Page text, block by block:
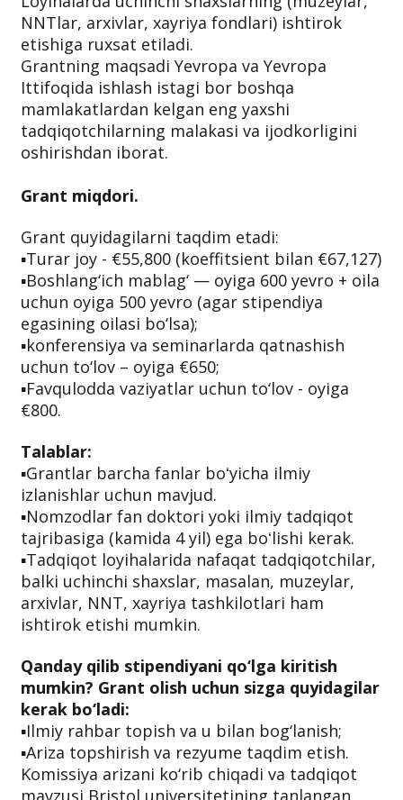
NNTlar, arxivlar, xayriya fondlari) ishtirok
etishiga ruxsat etiladi.
Grantning maqsadi Yevropa va Yevropa
Ittifoqida ishlash istagi bor boshqa
mamlakatlardan kelgan eng yaxshi
tadqiqotchilarning malakasi va ijodkorligini
oshirishdan iborat.
Grant miqdori.
Grant quyidagilarni taqdim etadi:
▪️Turar joy - €55,800 (koeffitsient bilan €67,127)
▪️Boshlang‘ich mablag‘ — oyiga 600 yevro + oila
uchun oyiga 500 yevro (agar stipendiya
egasining oilasi bo‘lsa);
▪️konferensiya va seminarlarda qatnashish
uchun to‘lov – oyiga €650;
▪️Favqulodda vaziyatlar uchun to‘lov - oyiga
€800.
Talablar:
▪️Grantlar barcha fanlar boʻyicha ilmiy
izlanishlar uchun mavjud.
▪️Nomzodlar fan doktori yoki ilmiy tadqiqot
tajribasiga (kamida 4 yil) ega boʻlishi kerak.
▪️Tadqiqot loyihalarida nafaqat tadqiqotchilar,
balki uchinchi shaxslar, masalan, muzeylar,
arxivlar, NNT, xayriya tashkilotlari ham
ishtirok etishi mumkin.
Qanday qilib stipendiyani qo‘lga kiritish
mumkin? Grant olish uchun sizga quyidagilar
kerak bo‘ladi:
▪️Ilmiy rahbar topish va u bilan bog‘lanish;
▪️Ariza topshirish va rezyume taqdim etish.
Komissiya arizani ko‘rib chiqadi va tadqiqot
mavzusi Bristol universitetining tanlangan